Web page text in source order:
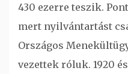
430 ezerre teszik.
mert nyilvántartást
Országos
vezettek róluk. 1920